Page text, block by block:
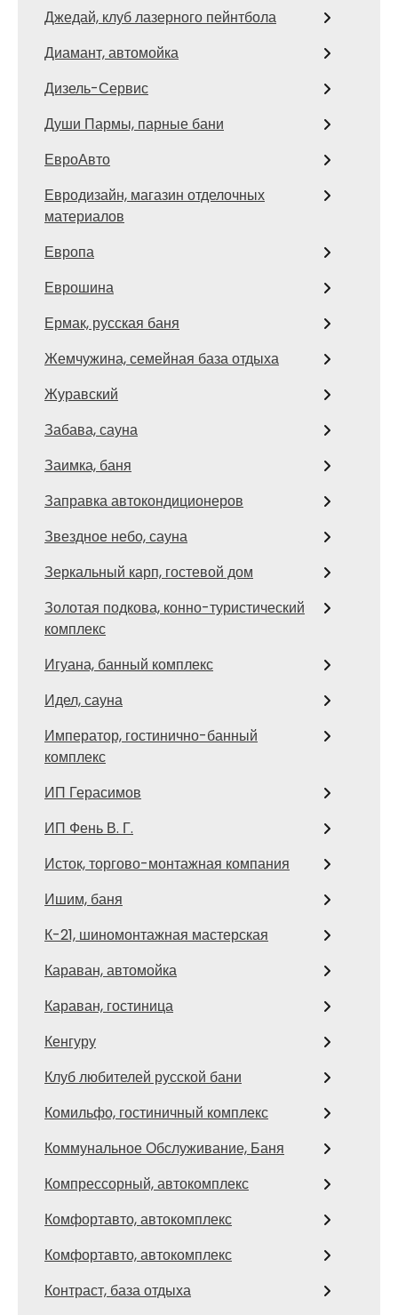
Джедай, клуб лазерного пейнтбола
Диамант, автомойка
Дизель-Сервис
Души Пармы, парные бани
ЕвроАвто
Евродизайн, магазин отделочных
материалов
Европа
Еврошина
Ермак, русская баня
Жемчужина, семейная база отдыха
Журавский
Забава, сауна
Заимка, баня
Заправка автокондиционеров
Звездное небо, сауна
Зеркальный карп, гостевой дом
Золотая подкова, конно-туристический
комплекс
Игуана, банный комплекс
Идел, сауна
Император, гостинично-банный
комплекс
ИП Герасимов
ИП Фень В. Г.
Исток, торгово-монтажная компания
Ишим, баня
К-21, шиномонтажная мастерская
Караван, автомойка
Караван, гостиница
Кенгуру
Клуб любителей русской бани
Комильфо, гостиничный комплекс
Коммунальное Обслуживание, Баня
Компрессорный, автокомплекс
Комфортавто, автокомплекс
Комфортавто, автокомплекс
Контраст, база отдыха